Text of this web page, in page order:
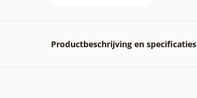
Productbeschrijving en specificaties